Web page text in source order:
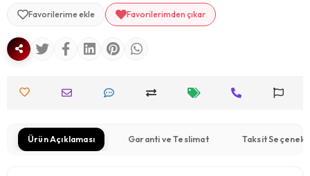
Favorilerime ekle Favorilerimden çıkar
Ürün Açıklaması Garanti ve Teslimat Taksit